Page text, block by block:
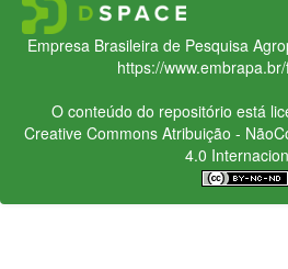
Empresa Brasileira de Pesquisa
https://
O conteúdo do repositório está
Creative CommonsAtribuição -
4.0